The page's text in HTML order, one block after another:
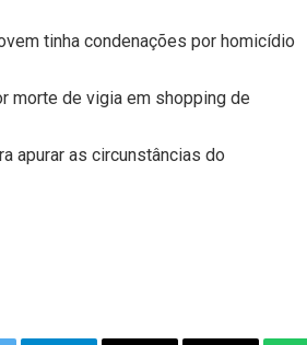
tinha condenações por homicídio
morte de vigia em shopping de
apurar as circunstâncias do